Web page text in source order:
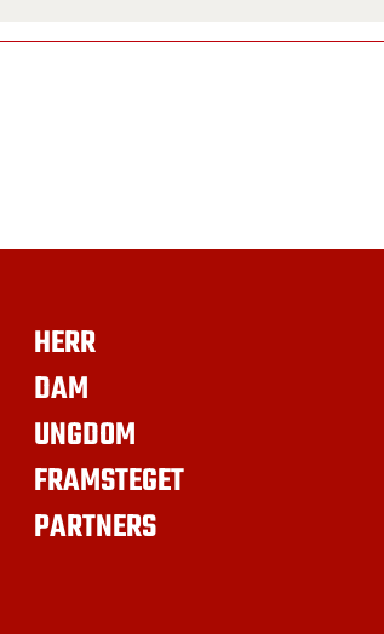
HERR
DAM
UNGDOM
FRAMSTEGET
PARTNERS